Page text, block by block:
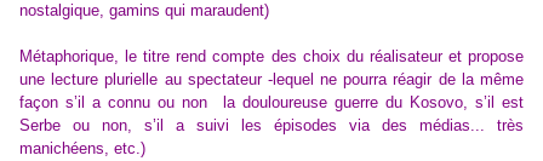
nostalgique, gamins qui maraudent)
Métaphorique, le titre rend compte des choix du réalisateur et propose
une lecture plurielle au spectateur -lequel ne pourra réagir de la même
façon s’il a connu ou non la douloureuse guerre du Kosovo, s’il est
Serbe ou non, s’il a suivi les épisodes via des médias... très
manichéens, etc.)